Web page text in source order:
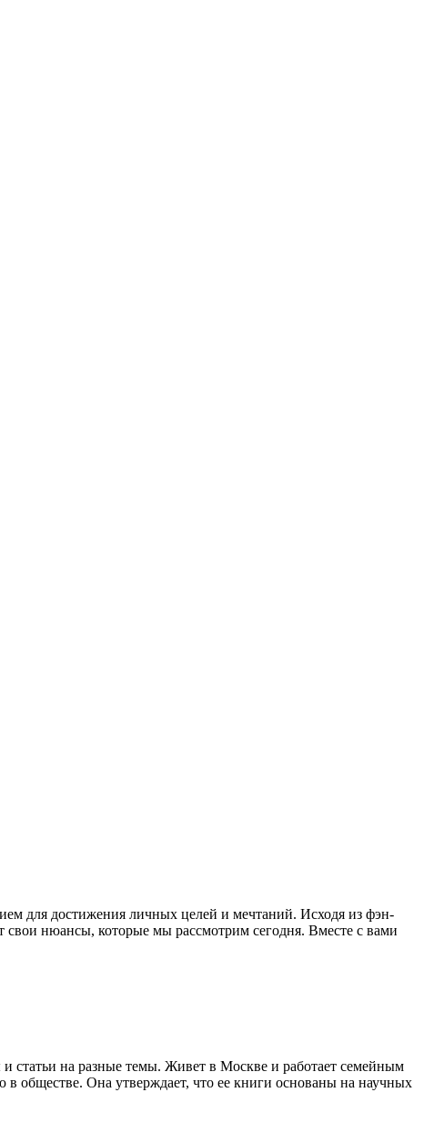
для достижения личных целей и мечтаний. Исходя из фэн-
свои нюансы, которые мы рассмотрим сегодня. Вместе с вами
статьи на разные темы. Живет в Москве и работает семейным
обществе. Она утверждает, что ее книги основаны на научных